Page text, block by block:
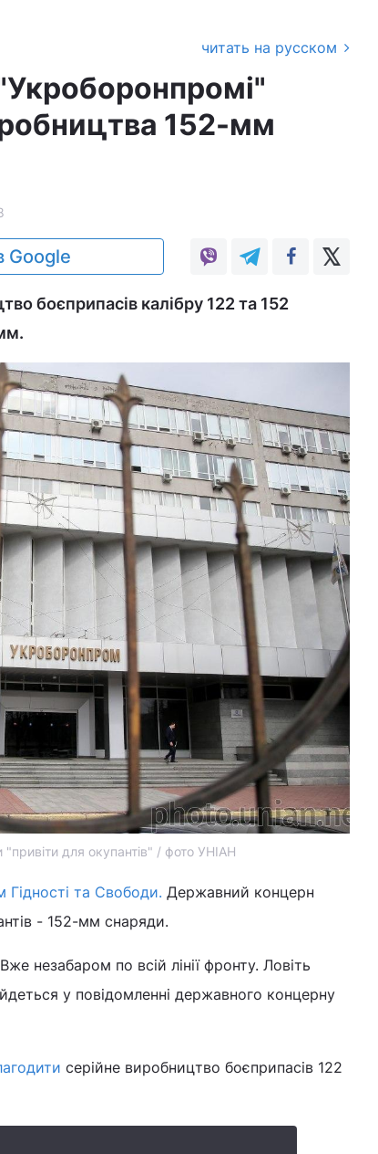
читать на русском
152-мм
Google
боєприпасів калібру 122 та 152
для окупантів" / фото УНІАН
Гідності та Свободи. Державний концерн
- 152-мм снаряди.
незабаром по всій лінії фронту. Ловіть
у повідомленні державного концерну
серійне виробництво боєприпасів 122